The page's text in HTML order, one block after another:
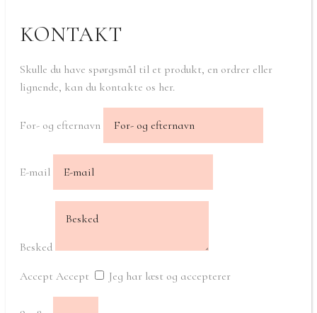
KONTAKT
Skulle du have spørgsmål til et produkt, en ordrer eller
lignende, kan du kontakte os her.
For- og efternavn
E-mail
Besked
Accept Accept Jeg har læst og accepterer